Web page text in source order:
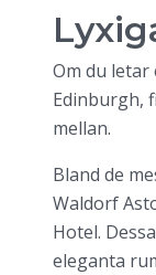
Om du letar
Edinburgh,
mellan.
Bland de
Waldorf
Hotel.
eleganta